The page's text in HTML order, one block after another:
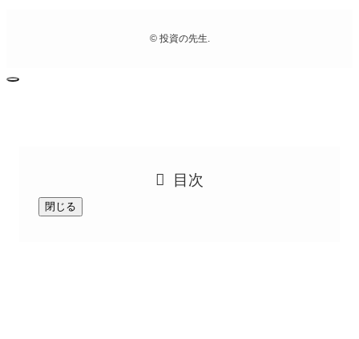
©投資の先生.
目次
閉じる